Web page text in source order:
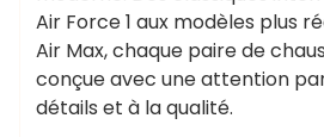
Air Force 1 aux modèles plus
Air Max, chaque paire de
conçue avec une attention
détails et à la qualité.